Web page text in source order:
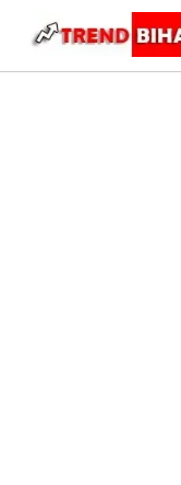
content